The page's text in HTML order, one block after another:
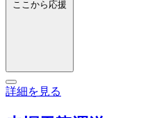
ここから応援
詳細を見る